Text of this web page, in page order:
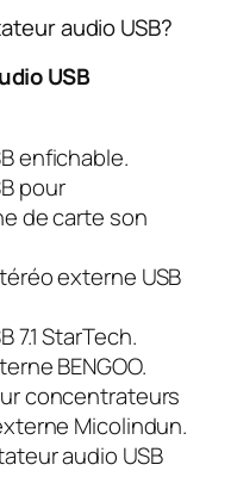
audio USB?
USB
enfichable.
pour
de carte son
externe USB
7.1 StarTech.
BENGOO.
concentrateurs
Micolindun.
audio USB